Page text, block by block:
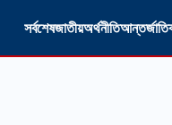
সর্বশেষজাতীয়অর্থনীতি